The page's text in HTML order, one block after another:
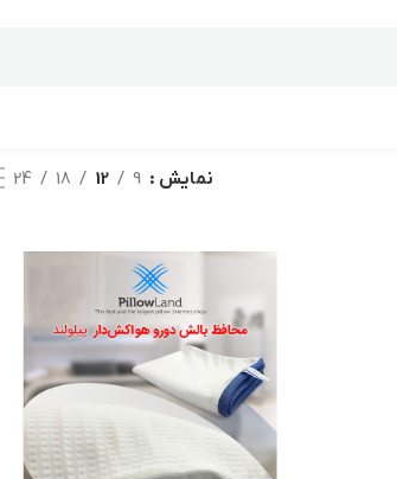
نمایش 9
12
18
24